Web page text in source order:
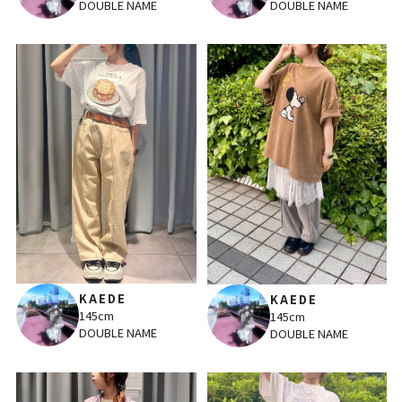
DOUBLE NAME
DOUBLE NAME
KAEDE
145cm
DOUBLE NAME
KAEDE
145cm
DOUBLE NAME